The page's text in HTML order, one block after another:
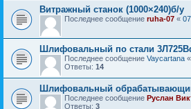
Витражный станок (1000×240)б/у
Последнее сообщение ruha-07 «
Шлифовальный по стали
Последнее сообщение Vaycartana «
Ответы: 14
Шлифовальный
Последнее сообщение Руслан
Ответы: 3